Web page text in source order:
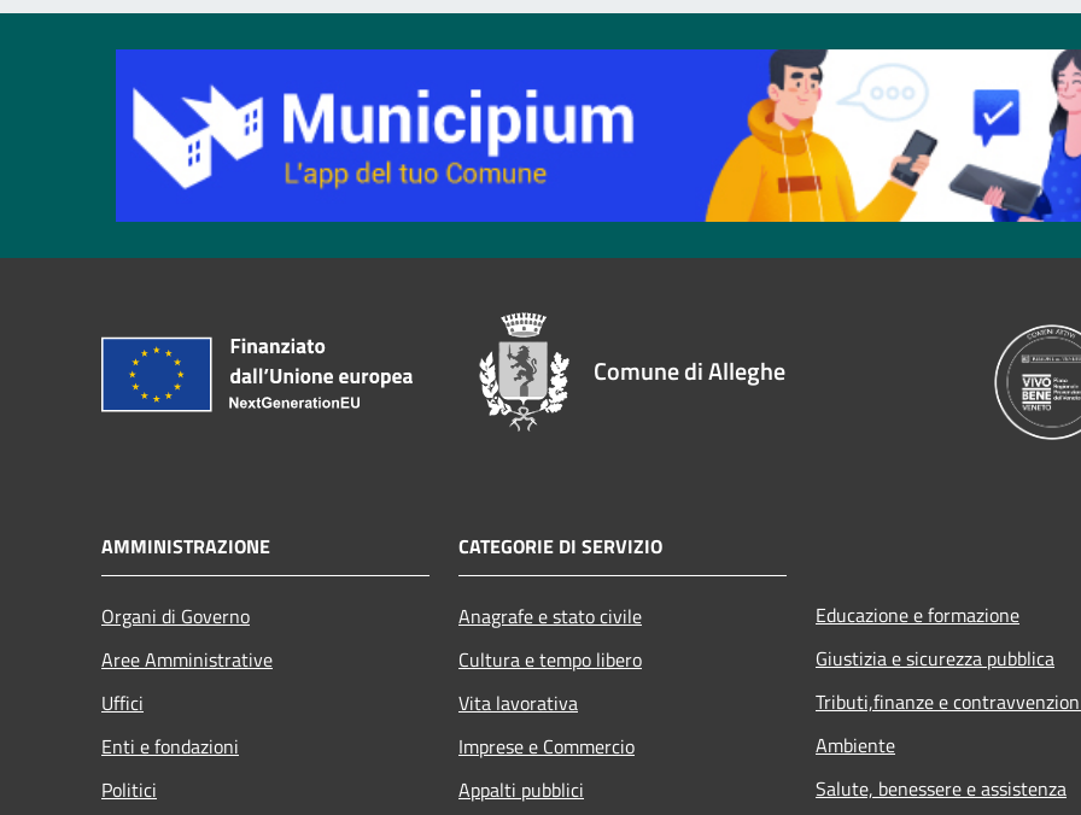
Comune di Alleghe
AMMINISTRAZIONE
Organi di Governo
Aree Amministrative
Uffici
Enti e fondazioni
Politici
CATEGORIE DI SERVIZIO
Anagrafe e stato civile
Cultura e tempo libero
Vita lavorativa
Imprese e Commercio
Appalti pubblici
Educazione e formazione
Giustizia e sicurezza pubblica
Tributi,finanze e
Ambiente
Salute, benessere e assistenza